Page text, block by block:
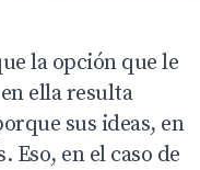
la opción que le
ella resulta
sus ideas, en
Eso, en el caso de